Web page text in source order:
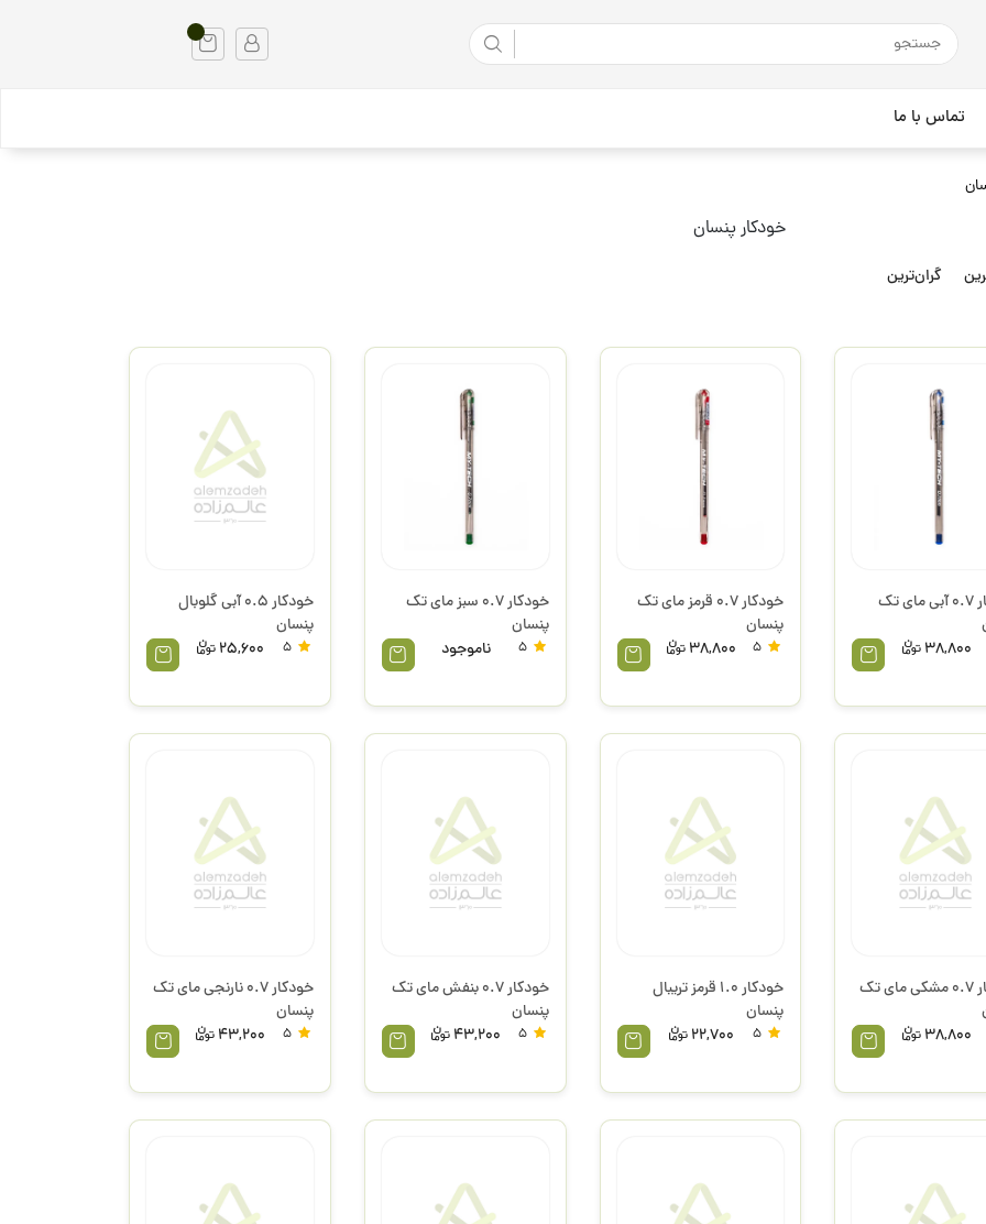
تماس با ما
خودکار پنسان
گران‌ترین
خودکار 0.7 آبی مای تک
38,800
خودکار 0.7 قرمز مای تک
پنسان
38,800
خودکار 0.7 سبز مای تک
پنسان
5 ناموجود
خودکار 0.5 آبی گلوبال
پنسان
5
25,600
خودکار 0.7 مشکی مای تک
38,800
خودکار 1.0 قرمز تریبال
پنسان
22,700
خودکار 0.7 بنفش مای تک
پنسان
5
43,200
خودکار 0.7 نارنجی مای تک
پنسان
5
43,200